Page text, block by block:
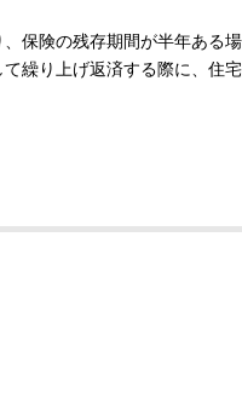
保険の残存期間が半年ある
繰り上げ返済する際に、住